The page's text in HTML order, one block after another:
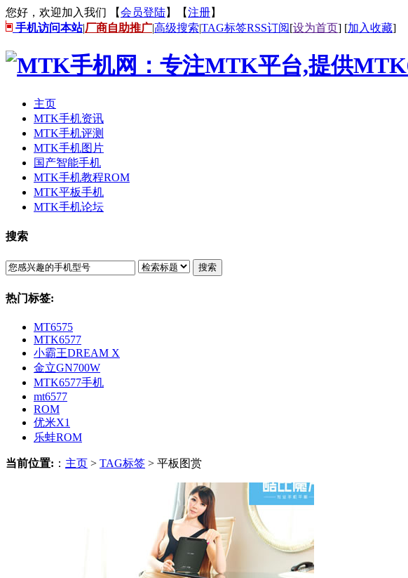
您好，欢迎加入我们 【会员登陆】【注册】
手机访问本站|厂商自助推广|高级搜索|TAG标签RSS订阅[设为首页] [加入收藏]
主页
MTK手机资讯
MTK手机评测
MTK手机图片
国产智能手机
MTK手机教程ROM
MTK平板手机
MTK手机论坛
搜索
搜索
热门标签:
MT6575
MTK6577
小霸王DREAM X
金立GN700W
MTK6577手机
mt6577
ROM
优米X1
乐蛙ROM
当前位置: ： 主页 > TAG标签 > 平板图赏